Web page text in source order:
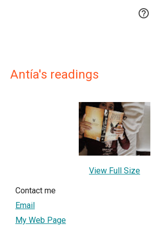

Antía's readings
View Full Size
Contact me
Email
My Web Page